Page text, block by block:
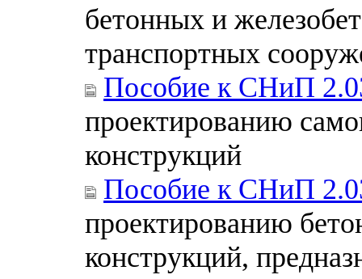
бетонных и
транспортных
Пособие к СНиП
проектированию
конструкций
Пособие к СНиП
проектированию
конструкций,